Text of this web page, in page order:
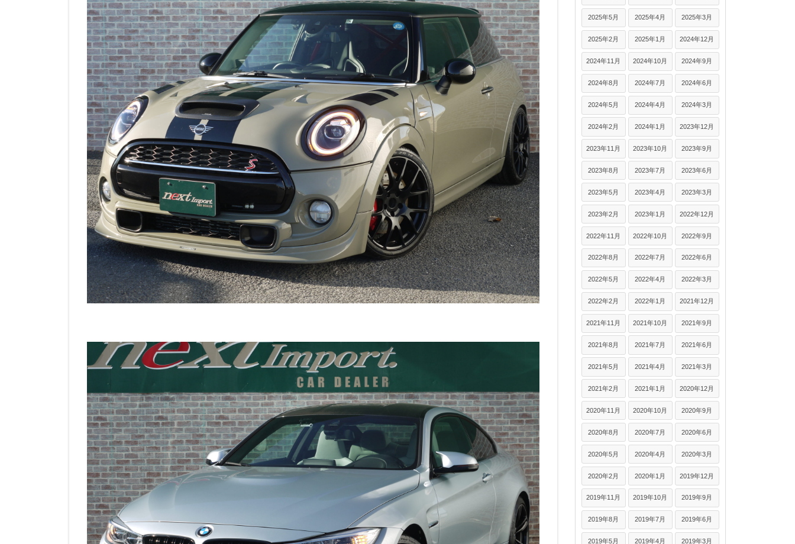
2025年5月 2025年4月 2025年3月
2025年2月 2025年1月 2024年12月
2024年11月 2024年10月 2024年9月
2024年8月 2024年7月 2024年6月
2024年5月 2024年4月 2024年3月
2024年2月 2024年1月 2023年12月
2023年11月 2023年10月 2023年9月
2023年8月 2023年7月 2023年6月
2023年5月 2023年4月 2023年3月
2023年2月 2023年1月 2022年12月
2022年11月 2022年10月 2022年9月
2022年8月 2022年7月 2022年6月
2022年5月 2022年4月 2022年3月
2022年2月 2022年1月 2021年12月
2021年11月 2021年10月 2021年9月
2021年8月 2021年7月 2021年6月
2021年5月 2021年4月 2021年3月
2021年2月 2021年1月 2020年12月
2020年11月 2020年10月 2020年9月
2020年8月 2020年7月 2020年6月
2020年5月 2020年4月 2020年3月
2020年2月 2020年1月 2019年12月
2019年11月 2019年10月 2019年9月
2019年8月 2019年7月 2019年6月
2019年5月 2019年4月 2019年3月